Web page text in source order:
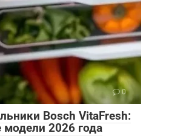
0
Bosch VitaFresh:
2026 года